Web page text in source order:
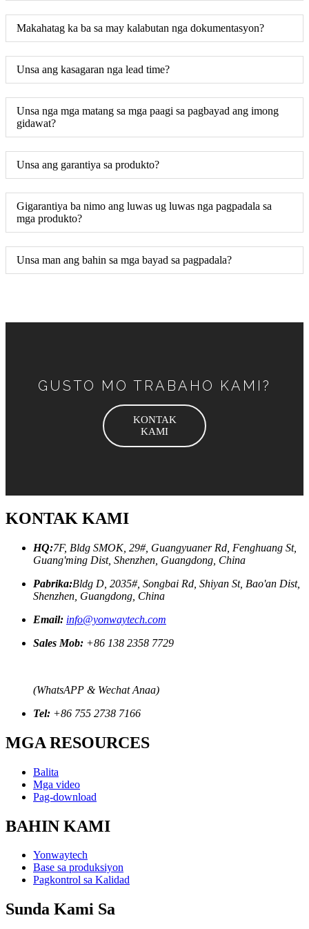
Makahatag ka ba sa may kalabutan nga dokumentasyon?
Unsa ang kasagaran nga lead time?
Unsa nga mga matang sa mga paagi sa pagbayad ang imong
gidawat?
Unsa ang garantiya sa produkto?
Gigarantiya ba nimo ang luwas ug luwas nga pagpadala sa
mga produkto?
Unsa man ang bahin sa mga bayad sa pagpadala?
GUSTO MO TRABAHO KAMI?
KONTAK
KAMI
KONTAK KAMI
HQ:7F, Bldg SMOK, 29#, Guangyuaner Rd, Fenghuang St,
Guang'ming Dist, Shenzhen, Guangdong, China
Pabrika:Bldg D, 2035#, Songbai Rd, Shiyan St, Bao'an Dist,
Shenzhen, Guangdong, China
Email: info@yonwaytech.com
Sales Mob: +86 138 2358 7729
(WhatsAPP & Wechat Anaa)
Tel: +86 755 2738 7166
MGA RESOURCES
Balita
Mga video
Pag-download
BAHIN KAMI
Yonwaytech
Base sa produksiyon
Pagkontrol sa Kalidad
Sunda Kami Sa